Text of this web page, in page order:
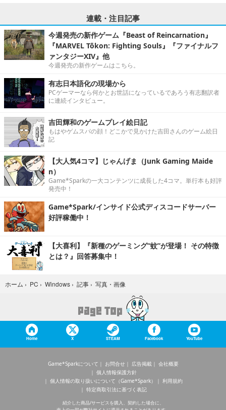
連載・注目記事
今週発売の新作ゲーム『Beast of Reincarnation』
『MARVEL Tōkon: Fighting Souls』『ファイナルフ
ァンタジーXIV』他
今週発売の新作ゲームはこちら。
有志日本語化の現場から
PCゲーマーなら何かとお世話になっているであろう有志翻訳者
に連続インタビュー。
吉田輝和のゲームプレイ絵日記
もはやゲムスパの顔！どこかで見かけた吉田さんのゲーム絵日
記
【大人気4コマ】じゃんげま（Junk Gaming Maide
n）
Game*Sparkの一大コンテンツに成長した4コマ。単行本も好評
発売中！
Game*Spark/インサイド公式ディスコードサーバー
好評稼働中！
【大喜利】『新種のゲーミング“蚊”が登場！ その特徴
とは？』回答募集中！
ホーム › PC › Windows › 記事 › 写真・画像
Home X STEAM Facebook YouTube
Game*Sparkについて お問合せ 広告掲載
会社概要
個人情報保護方針
個人情報の取り扱いについて（Game*Spark）
利用規約
特定商取引法に基づく表記
紹介した商品/サービスを購入、契約した場合に、